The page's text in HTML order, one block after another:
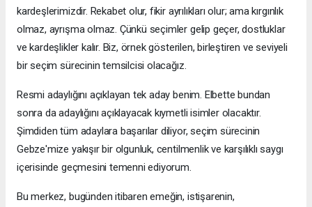
kardeşlerimizdir. Rekabet olur, fikir ayrılıkları olur; ama kırgınlık
olmaz, ayrışma olmaz. Çünkü seçimler gelip geçer, dostluklar
ve kardeşlikler kalır. Biz, örnek gösterilen, birleştiren ve seviyeli
bir seçim sürecinin temsilcisi olacağız.
Resmi adaylığını açıklayan tek aday benim. Elbette bundan
sonra da adaylığını açıklayacak kıymetli isimler olacaktır.
Şimdiden tüm adaylara başarılar diliyor, seçim sürecinin
Gebze'mize yakışır bir olgunluk, centilmenlik ve karşılıklı saygı
içerisinde geçmesini temenni ediyorum.
Bu merkez, bugünden itibaren emeğin, istişarenin,